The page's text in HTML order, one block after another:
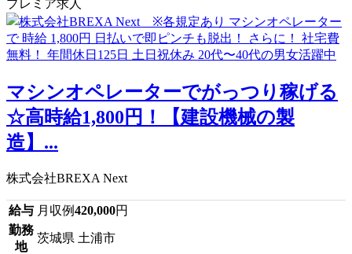
プレミア求人
マシンオペレーターでがっつり稼げる
☆高時給1,800円！【建設機械の製
造】...
株式会社BREXA Next
給与 月収例420,000円
勤務
地
茨城県 土浦市